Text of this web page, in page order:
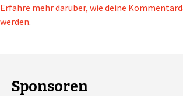
Erfahre mehr darüber, wie deine
werden.
Sponsoren